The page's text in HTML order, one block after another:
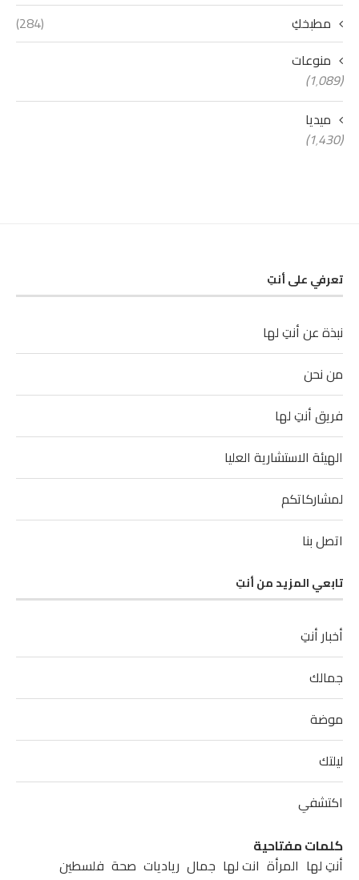
مطبخكِ
(284)
منوعات
(1٬089)
ميديا
(1٬430)
تعرفي على أنتِ
نبذة عن أنتِ لها
من نحن
فريق أنتِ لها
الهيئة الاستشارية العليا
لمشاركاتكم
اتصل بنا
تابعي المزيد من أنتِ
أخبار أنتِ
جمالك
موضة
ليلتك
اكتشفي
كلمات مفتاحية
أنتِ لها المرأة انت لها جمال رياديات صحة فلسطين